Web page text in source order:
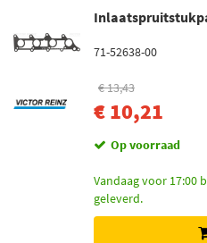
71-52638-00
€ 13,43
€ 10,21
Op voorraad
Vandaag voor 17:00
geleverd.